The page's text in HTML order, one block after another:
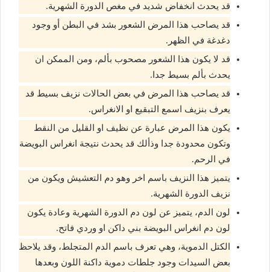
قد يحدث انخفاض شديد في مغص الدورة الشهرية.
قد يصاحب هذا المرض الشعور بشد في البطن أو وجود
دغدغة في الظهر.
قد لا يكون هذا الشعور مصحوب بألم، ومن الممكن ان
يحدث بألم بسيط جدا.
قد يصاحب هذا المرض في بعض الحالات نزيف بسيط قد
يعرف بنزيف اسمع التبقيع او الانغراس.
يكون هذا المرض عبارة عن نظيف او القليل من النقط
وتكون محدودة جدا وذألك قد يحدث نتيجة انغراس البويضة
في الرحم.
يتميز هذا النزيف باسم اخر وهو دم التعشيش ويكون من
نزيف الدورة الشهرية.
لون الدم، يتميز عن لون دم الدورة الشهرية وعادة يكون
لون دم انغراس البويضة بني داكن او وردي فاتح.
الكتل الدموية، وهي تعرف باسم الدم المتجلط، وقد يلاحظ
بعض السيدات وجود جلطات دموية داكنة اللون وبعدها